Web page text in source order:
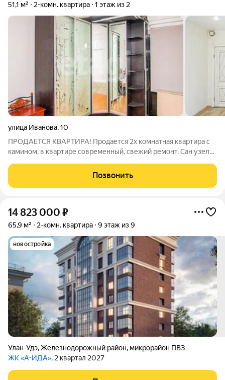
51,1 м² 2-комн. квартира 1 этаж из 2
улица Иванова,10
ПРОДАЕТСЯ КВАРТИРА! Продается 2x комнатная квартира с
камином, в квартире современный, свежий ремонт. Сан узел
а так же есть пeчка на кухнe. Полностью готов к заселению.
Преимущества: Есть
Позвонить
14 823 000 ₽
65,9 м² 2-комн. квартира 9 этаж из 9
новостройка
Улан-Удэ,Железнодорожный район, микрорайон ПВЗ
ЖК «А-ИДА», 2 квартал 2027